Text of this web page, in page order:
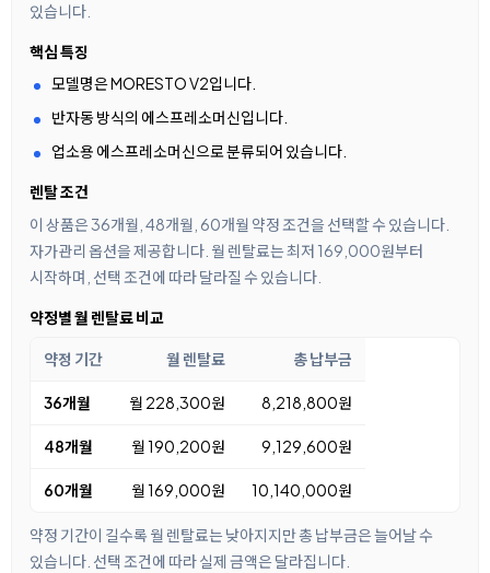
있습니다.
핵심 특징
모델명은 MORESTO V2입니다.
반자동 방식의 에스프레소머신입니다.
업소용 에스프레소머신으로 분류되어 있습니다.
렌탈 조건
이 상품은 36개월, 48개월, 60개월 약정 조건을 선택할 수 있습니다.
자가관리 옵션을 제공합니다. 월 렌탈료는 최저 169,000원부터
시작하며, 선택 조건에 따라 달라질 수 있습니다.
약정별 월 렌탈료 비교
약정 기간 월 렌탈료 총 납부금
36개월 월 228,300원 8,218,800원
48개월 월 190,200원 9,129,600원
60개월 월 169,000원 10,140,000원
약정 기간이 길수록 월 렌탈료는 낮아지지만 총 납부금은 늘어날 수
있습니다. 선택 조건에 따라 실제 금액은 달라집니다.